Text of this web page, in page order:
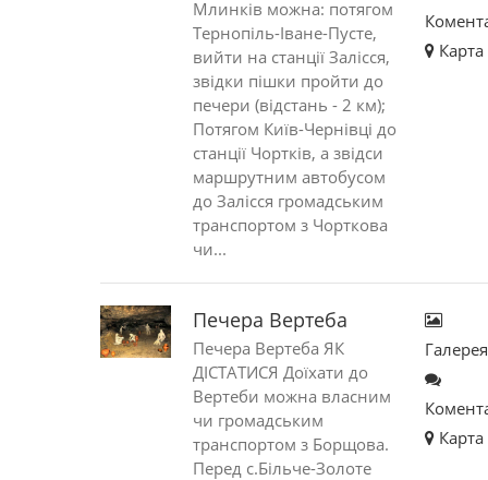
Млинків можна: потягом
Тернопіль-Іване-Пусте,
вийти на станції Залісся,
звідки пішки пройти до
печери (відстань - 2 км);
Потягом Київ-Чернівці до
станції Чортків, а звідси
маршрутним автобусом
до Залісся громадським
транспортом з Чорткова
чи...
Карта
Печера Вертеба
Печера Вертеба ЯК
ДІСТАТИСЯ Доїхати до
Вертеби можна власним
чи гро­мадським
транспортом з Борщова.
Перед с.Більче-Золоте
Галерея
Карта